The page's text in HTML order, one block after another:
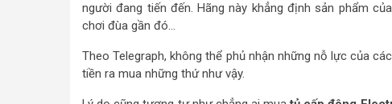
người đang tiến đến. Hãng này khẳng định sản phẩm
chơi đùa gần đó…
Theo Telegraph, không thể phủ nhận những nỗ lực của
tiền ra mua những thứ như vậy.